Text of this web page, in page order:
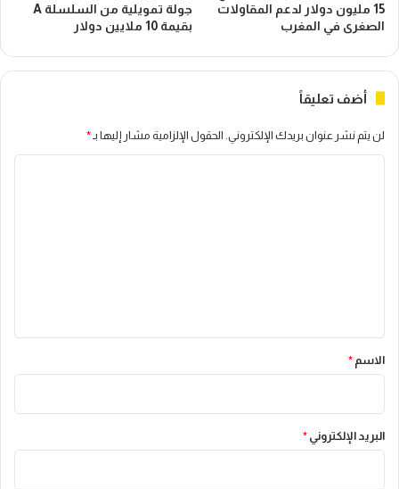
15 مليون دولار لدعم المقاولات
الصغرى في المغرب
جولة تمويلية من السلسلة A
بقيمة 10 ملايين دولار
أضف تعليقاً
لن يتم نشر عنوان بريدك الإلكتروني. الحقول الإلزامية مشار إليها بـ *
*
الاسم *
البريد الإلكتروني *